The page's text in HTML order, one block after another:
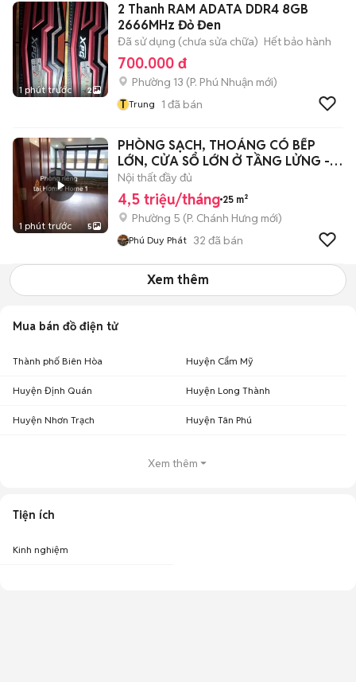
1 phút trước 2
2 Thanh RAM ADATA DDR4 8GB
2666MHz Đỏ Đen
Đã sử dụng (chưa sửa chữa) Hết bảo hành
700.000 đ
Phường 13 (P. Phú Nhuận mới)
T Trung 1 đã bán
1 phút trước 5
PHÒNG SẠCH, THOÁNG CÓ BẾP
LỚN, CỬA SỔ LỚN Ở TẦNG LỬNG -
P5 Q8
Nội thất đầy đủ
4,5 triệu/tháng 25 m²
Phường 5 (P. Chánh Hưng mới)
Phú Duy Phát 32 đã bán
Xem thêm
Mua bán đồ điện tử
Thành phố Biên Hòa Huyện Cẩm Mỹ
Huyện Định Quán Huyện Long Thành
Huyện Nhơn Trạch Huyện Tân Phú
Xem thêm
Tiện ích
Kinh nghiệm